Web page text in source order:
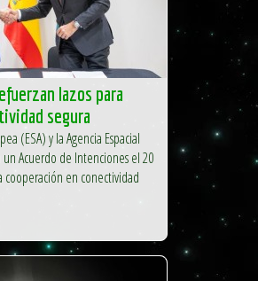
lazos para
segura
(ESA) y la Agencia Espacial
un Acuerdo de Intenciones el 20
cooperación en conectividad